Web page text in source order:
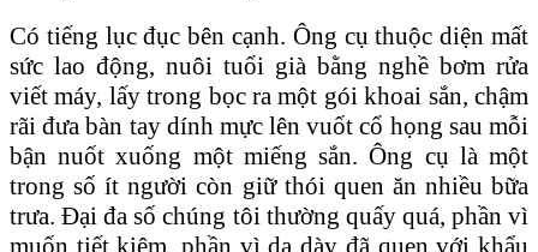
Có tiếng lục đục bên cạnh. Ông cụ thuộc diện mất
sức lao động, nuôi tuổi già bằng nghề bơm rửa
viết máy, lấy trong bọc ra một gói khoai sắn, chậm
rãi đưa bàn tay dính mực lên vuốt cổ họng sau mỗi
bận nuốt xuống một miếng sắn. Ông cụ là một
trong số ít người còn giữ thói quen ăn nhiều bữa
trưa. Đại đa số chúng tôi thường quấy quá, phần vì
muốn tiết kiệm, phần vì dạ dày đã quen với khẩu